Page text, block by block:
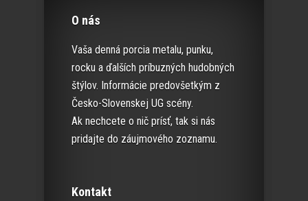
O nás
Vaša denná porcia metalu, punku,
rocku a ďalších príbuzných hudobných
štýlov. Informácie predovšetkým z
Česko-Slovenskej UG scény.
Ak nechcete o nič prísť, tak si nás
pridajte do záujmového zoznamu.
Kontakt